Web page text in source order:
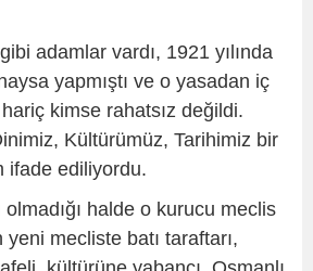
adamlar vardı, 1921 yılında
yapmıştı ve o yasadan iç
kimse rahatsız değildi.
Kültürümüz, Tarihimiz bir
ifade ediliyordu.
olmadığı halde o kurucu meclis
mecliste batı taraftarı,